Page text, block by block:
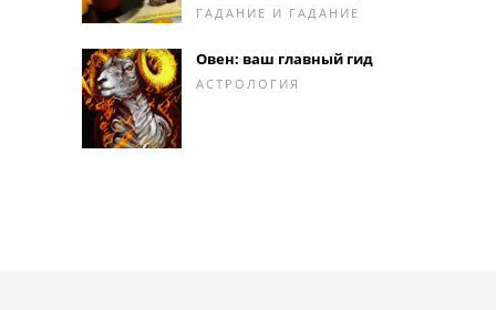
ГАДАНИЕ И ГАДАНИЕ
Овен: ваш главный гид
АСТРОЛОГИЯ